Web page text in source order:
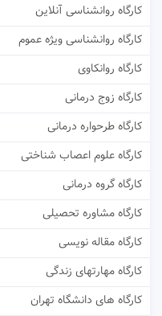
کارگاه روانشناسی آنلاین
کارگاه روانشناسی ویژه عموم
کارگاه روانکاوی
کارگاه زوج درمانی
کارگاه طرحواره درمانی
کارگاه علوم اعصاب شناختی
کارگاه گروه درمانی
کارگاه مشاوره تحصیلی
کارگاه مقاله نویسی
کارگاه مهارتهای زندگی
کارگاه های دانشگاه تهران